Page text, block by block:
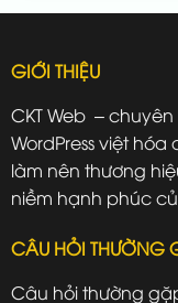
GIỚI THIỆU
CKT Web –
WordPress việt
làm nên thương
niềm hạnh phúc
CÂU HỎI THƯỜNG
Câu hỏi thường